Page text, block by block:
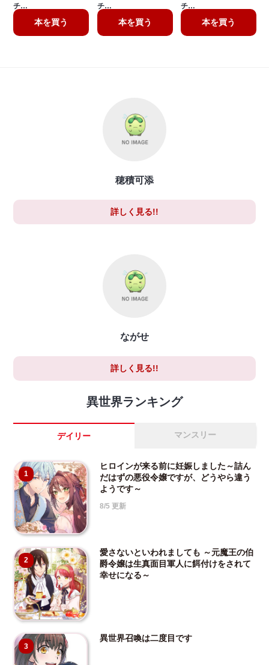
チ…
本を買う
チ…
本を買う
チ…
本を買う
穂積可添
詳しく見る!!
ながせ
詳しく見る!!
異世界ランキング
デイリー マンスリー
1
ヒロインが来る前に妊娠しました～詰ん
だはずの悪役令嬢ですが、どうやら違う
ようです～
8/5 更新
2
愛さないといわれましても ～元魔王の伯
爵令嬢は生真面目軍人に餌付けをされて
幸せになる～
3
異世界召喚は二度目です